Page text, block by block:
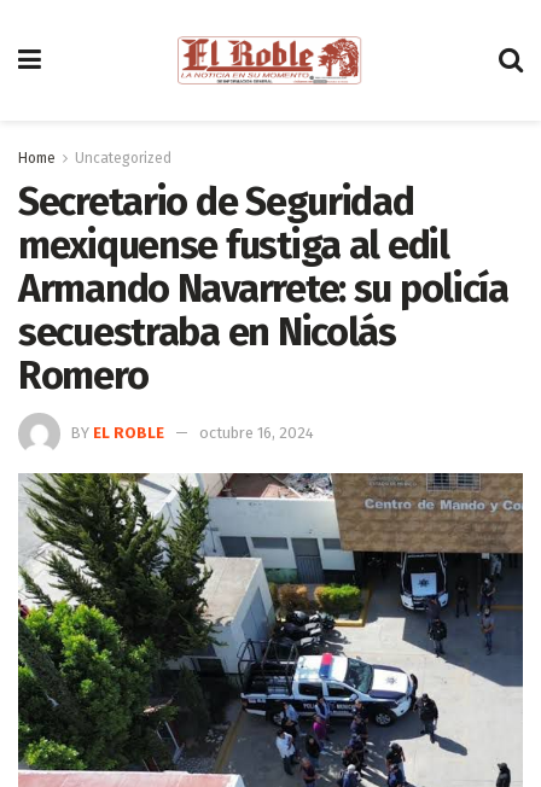
Home Uncategorized
Secretario de Seguridad
mexiquense fustiga al edil
Armando Navarrete: su policía
secuestraba en Nicolás
Romero
BY EL ROBLE octubre 16, 2024